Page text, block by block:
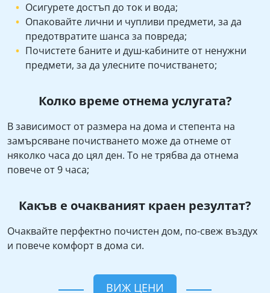
Осигурете достъп до ток и вода;
Опаковайте лични и чупливи предмети, за да
предотвратите шанса за повреда;
Почистете баните и душ-кабините от ненужни
предмети, за да улесните почистването;
Колко време отнема услугата?
В зависимост от размера на дома и степента на
замърсяване почистването може да отнеме от
няколко часа до цял ден. То не трябва да отнема
повече от 9 часа;
Какъв е очакваният краен резултат?
Очаквайте перфектно почистен дом, по-свеж въздух
и повече комфорт в дома си.
ВИЖ ЦЕНИ